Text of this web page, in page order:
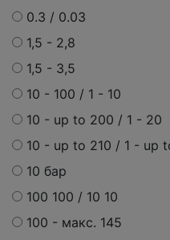
0.3 / 0.03
1,5 - 2,8
1,5 - 3,5
10 - 100 / 1 - 10
10 - up to 200 / 1 - 20
10 - up to 210 / 1 - up
10 бар
100 100 / 10 10
100 - макс. 145